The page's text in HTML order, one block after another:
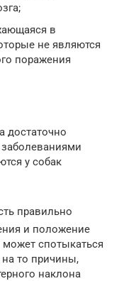
в
не являются
поражения
достаточно
у собак
правильно
и положение
может спотыкаться
то причины,
наклона